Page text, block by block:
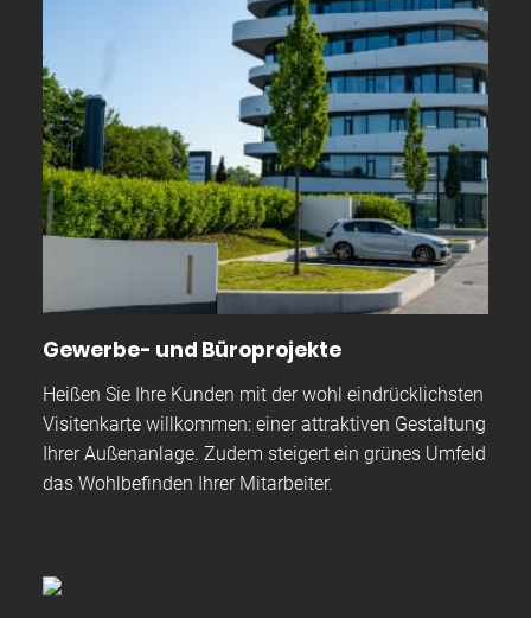
Gewerbe- und Büroprojekte
Heißen Sie Ihre Kunden mit der wohl eindrücklichsten
Visitenkarte willkommen: einer attraktiven Gestaltung
Ihrer Außenanlage. Zudem steigert ein grünes Umfeld
das Wohlbefinden Ihrer Mitarbeiter.